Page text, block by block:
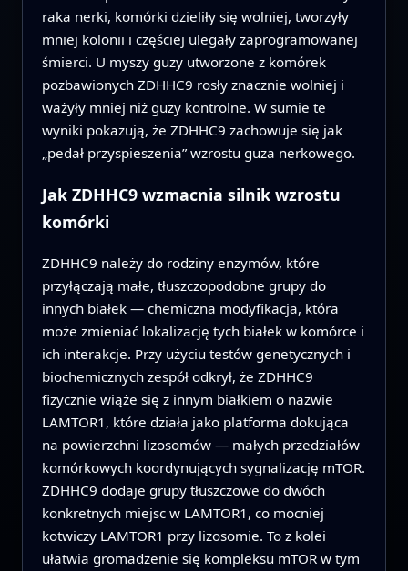
raka nerki, komórki dzieliły się wolniej, tworzyły
mniej kolonii i częściej ulegały zaprogramowanej
śmierci. U myszy guzy utworzone z komórek
pozbawionych ZDHHC9 rosły znacznie wolniej i
ważyły mniej niż guzy kontrolne. W sumie te
wyniki pokazują, że ZDHHC9 zachowuje się jak
„pedał przyspieszenia” wzrostu guza nerkowego.
Jak ZDHHC9 wzmacnia silnik wzrostu
komórki
ZDHHC9 należy do rodziny enzymów, które
przyłączają małe, tłuszczopodobne grupy do
innych białek — chemiczna modyfikacja, która
może zmieniać lokalizację tych białek w komórce i
ich interakcje. Przy użyciu testów genetycznych i
biochemicznych zespół odkrył, że ZDHHC9
fizycznie wiąże się z innym białkiem o nazwie
LAMTOR1, które działa jako platforma dokująca
na powierzchni lizosomów — małych przedziałów
komórkowych koordynujących sygnalizację mTOR.
ZDHHC9 dodaje grupy tłuszczowe do dwóch
konkretnych miejsc w LAMTOR1, co mocniej
kotwiczy LAMTOR1 przy lizosomie. To z kolei
ułatwia gromadzenie się kompleksu mTOR w tym